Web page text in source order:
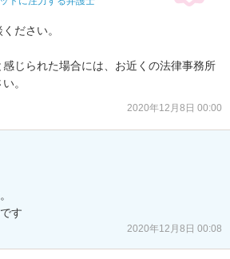
ださい。
じられた場合には、お近くの法律事務所
。
2020年12月8日 00:00
す
2020年12月8日 00:08